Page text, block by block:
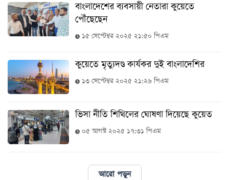
বাংলাদেশের ব্যবসায়ী নেতারা কুয়েতে
পৌঁছেছেন
১৫ সেপ্টেম্বর ২০২৫ ২১:৫০ পিএম
কুয়েতে মৃত্যুদণ্ড কার্যকর দুই বাংলাদেশির
১৩ সেপ্টেম্বর ২০২৫ ২১:২৬ পিএম
ভিসা নীতি শিথিলের ঘোষণা দিয়েছে কুয়েত
০৫ আগস্ট ২০২৫ ১৭:৩১ পিএম
আরো পড়ুন